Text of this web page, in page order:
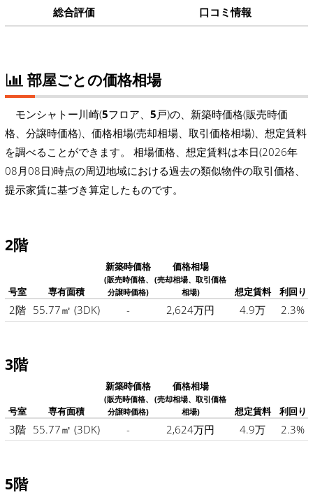
総合評価 口コミ情報
部屋ごとの価格相場
モンシャトー川崎(5フロア、 5戸)の、新築時価格(販売時価
格、分譲時価格)、価格相場(売却相場、取引価格相場)、想定賃料
を調べることができます。 相場価格、想定賃料は本日(2026年
08月08日)時点の周辺地域における過去の類似物件の取引価格、
提示家賃に基づき算定したものです。
2階
号室 専有面積
新築時価格
(販売時価格、
分譲時価格)
価格相場
(売却相場、取引価格
相場)
想定賃料 利回り
2階 55.77㎡ (3DK) - 2,624万円 4.9万 2.3%
3階
号室 専有面積
新築時価格
(販売時価格、
分譲時価格)
価格相場
(売却相場、取引価格
相場)
想定賃料 利回り
3階 55.77㎡ (3DK) - 2,624万円 4.9万 2.3%
5階